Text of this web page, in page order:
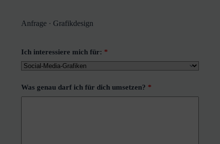
Anfrage · Grafikdesign
Ich interessiere mich für: *
Was genau darf ich für dich umsetzen? *